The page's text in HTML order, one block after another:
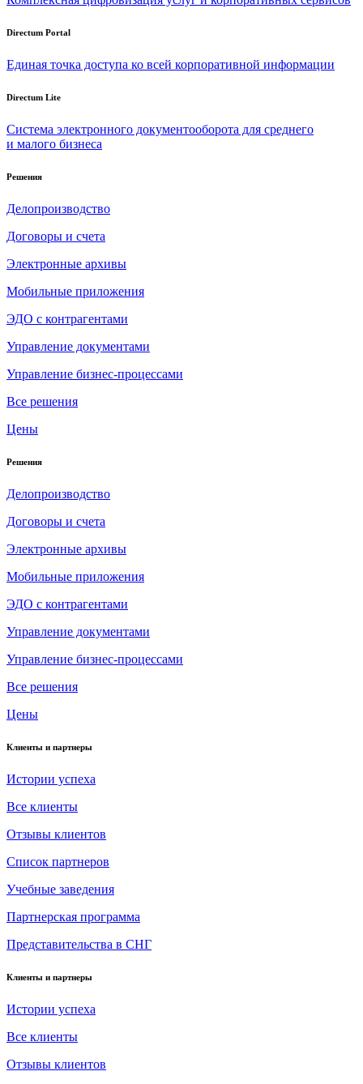
Directum Portal
Единая точка доступа ко всей корпоративной информации
Directum Lite
Система электронного документооборота для среднего
и малого бизнеса
Решения
Делопроизводство
Договоры и счета
Электронные архивы
Мобильные приложения
ЭДО с контрагентами
Управление документами
Управление бизнес-процессами
Все решения
Цены
Решения
Делопроизводство
Договоры и счета
Электронные архивы
Мобильные приложения
ЭДО с контрагентами
Управление документами
Управление бизнес-процессами
Все решения
Цены
Клиенты и партнеры
Истории успеха
Все клиенты
Отзывы клиентов
Список партнеров
Учебные заведения
Партнерская программа
Представительства в СНГ
Клиенты и партнеры
Истории успеха
Все клиенты
Отзывы клиентов